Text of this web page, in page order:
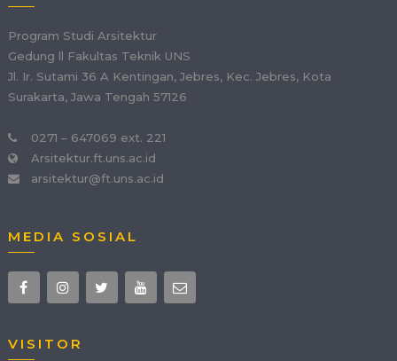
Program Studi Arsitektur
Gedung ll Fakultas Teknik UNS
Jl. Ir. Sutami 36 A Kentingan, Jebres, Kec. Jebres, Kota
Surakarta, Jawa Tengah 57126
0271 – 647069 ext. 221
Arsitektur.ft.uns.ac.id
arsitektur@ft.uns.ac.id
MEDIA SOSIAL
VISITOR